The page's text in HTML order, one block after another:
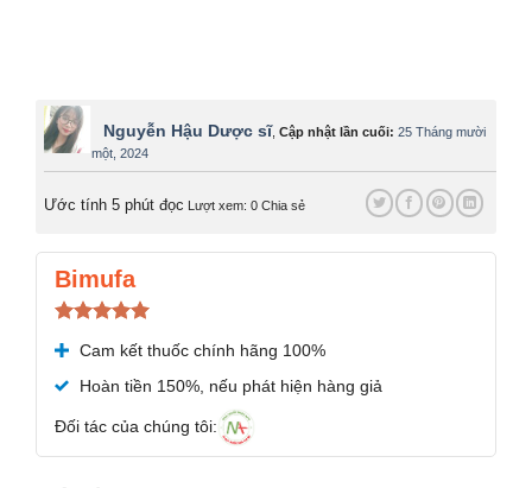
Nguyễn Hậu Dược sĩ, Cập nhật lần cuối: 25 Tháng mười
một, 2024
Ước tính 5 phút đọc Lượt xem: 0 Chia sẻ
Bimufa
hạng5.00
5 sao
Cam kết thuốc chính hãng 100%
Hoàn tiền 150%, nếu phát hiện hàng giả
Đối tác của chúng tôi: